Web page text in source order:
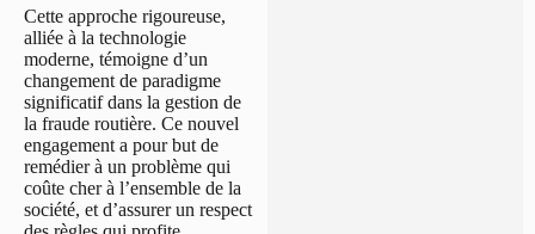
Cette approche rigoureuse,
alliée à la technologie
moderne, témoigne d’un
changement de paradigme
significatif dans la gestion de
la fraude routière. Ce nouvel
engagement a pour but de
remédier à un problème qui
coûte cher à l’ensemble de la
société, et d’assurer un respect